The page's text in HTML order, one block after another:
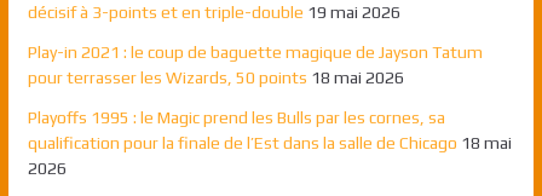
décisif à 3-points et en triple-double 19 mai 2026
Play-in 2021 : le coup de baguette magique de Jayson Tatum
pour terrasser les Wizards, 50 points 18 mai 2026
Playoffs 1995 : le Magic prend les Bulls par les cornes, sa
qualification pour la finale de l’Est dans la salle de Chicago 18 mai
2026